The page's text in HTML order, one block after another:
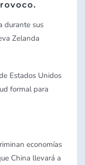
durante sus
Zelanda
Estados Unidos
formal para
economías
China llevará a